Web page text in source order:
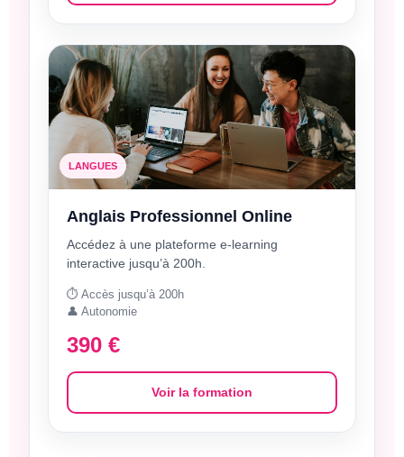
LANGUES
Anglais Professionnel Online
Accédez à une plateforme e-learning
interactive jusqu’à 200h.
⏱️ Accès jusqu’à 200h
👤 Autonomie
390 €
Voir la formation